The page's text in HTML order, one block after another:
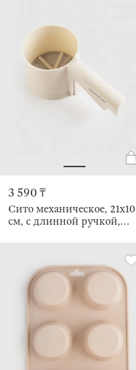
3 590 ₸
Сито механическое, 21х10
см, с длинной ручкой,